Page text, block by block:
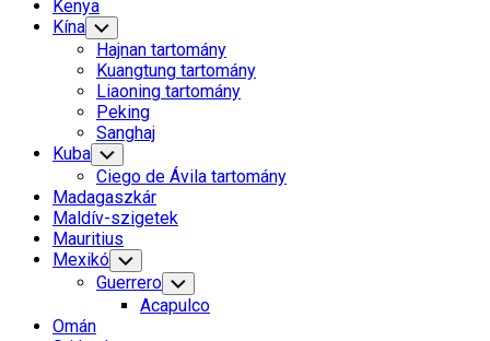
Kenya
Kína Toggle
Child
Menu
Hajnan tartomány
Kuangtung tartomány
Liaoning tartomány
Peking
Sanghaj
Kuba Toggle
Child
Menu
Ciego de Ávila tartomány
Madagaszkár
Maldív-szigetek
Mauritius
Mexikó Toggle
Child
Menu
Guerrero Toggle
Child
Menu
Acapulco
Omán